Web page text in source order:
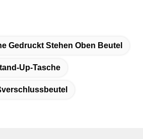
Gedruckt Stehen Oben Beutel
Up-Tasche